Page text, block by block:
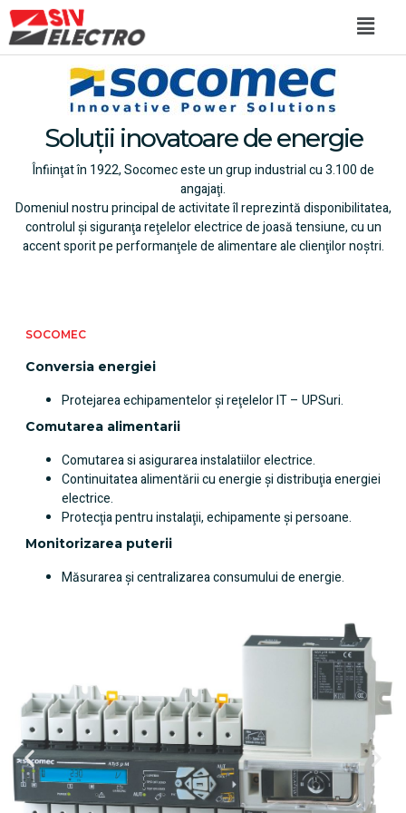
Soluții inovatoare de energie
Înfiinţat în 1922, Socomec este un grup industrial cu 3.100 de
angajaţi.
Domeniul nostru principal de activitate îl reprezintă disponibilitatea,
controlul şi siguranţa reţelelor electrice de joasă tensiune, cu un
accent sporit pe performanţele de alimentare ale clienţilor noştri.
SOCOMEC
Conversia energiei
Protejarea echipamentelor şi reţelelor IT – UPSuri.
Comutarea alimentarii
Comutarea si asigurarea instalatiilor electrice.
Continuitatea alimentării cu energie şi distribuţia energiei
electrice.
Protecţia pentru instalaţii, echipamente şi persoane.
Monitorizarea puterii
Măsurarea şi centralizarea consumului de energie.